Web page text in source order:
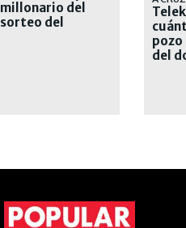
millonario del
sorteo del
del